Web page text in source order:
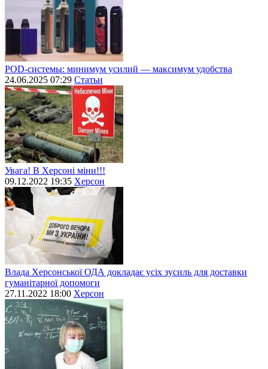
POD-системы: минимум усилий — максимум удобства
24.06.2025 07:29 Статьи
Увага! В Херсоні міни!!!
09.12.2022 19:35 Херсон
Влада Херсонської ОДА докладає усіх зусиль для доставки
гуманітарної допомоги
27.11.2022 18:00 Херсон